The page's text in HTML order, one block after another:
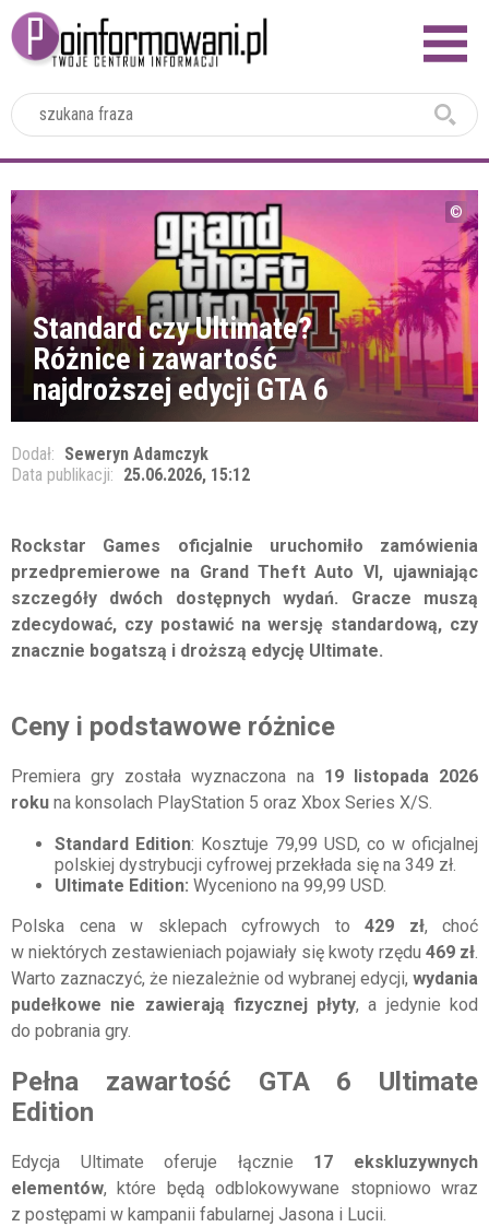
Standard czy Ultimate?
Różnice i zawartość
najdroższej edycji GTA 6
Dodał: Seweryn Adamczyk
Data publikacji: 25.06.2026, 15:12
Rockstar Games oficjalnie uruchomiło zamówienia
przedpremierowe na Grand Theft Auto VI, ujawniając
szczegóły dwóch dostępnych wydań. Gracze muszą
zdecydować, czy postawić na wersję standardową, czy
znacznie bogatszą i droższą edycję Ultimate.
Ceny i podstawowe różnice
Premiera gry została wyznaczona na 19 listopada 2026
roku na konsolach PlayStation 5 oraz Xbox Series X/S.
Standard Edition: Kosztuje 79,99 USD, co w oficjalnej
polskiej dystrybucji cyfrowej przekłada się na 349 zł.
Ultimate Edition: Wyceniono na 99,99 USD.
Polska cena w sklepach cyfrowych to 429 zł, choć
w niektórych zestawieniach pojawiały się kwoty rzędu 469 zł.
Warto zaznaczyć, że niezależnie od wybranej edycji, wydania
pudełkowe nie zawierają fizycznej płyty, a jedynie kod
do pobrania gry.
Pełna zawartość GTA 6 Ultimate
Edition
Edycja Ultimate oferuje łącznie 17 ekskluzywnych
elementów, które będą odblokowywane stopniowo wraz
z postępami w kampanii fabularnej Jasona i Lucii.